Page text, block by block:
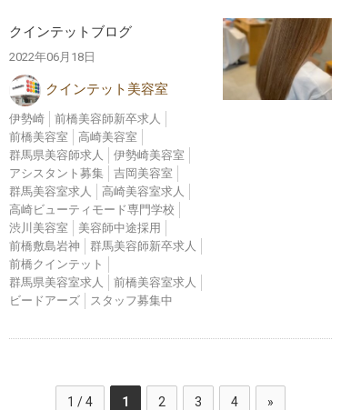
クインテットブログ
2022年06月18日
クインテット美容室
伊勢崎
前橋美容師新卒求人
前橋美容室
高崎美容室
群馬県美容師求人
伊勢崎美容室
アシスタント募集
吉岡美容室
群馬美容室求人
高崎美容室求人
高崎ビューティモード専門学校
渋川美容室
美容師中途採用
前橋敷島岩神
群馬美容師新卒求人
前橋クインテット
群馬県美容室求人
前橋美容室求人
ビードアーズ
スタッフ募集中
1 / 4 1 2 3 4 »